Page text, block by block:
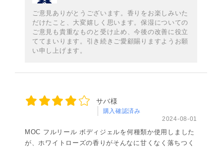
ご意見ありがとうございます。香りをお楽しみいた
だけたこと、大変嬉しく思います。保湿についての
ご意見も貴重なものと受け止め、今後の改善に役立
ててまいります。引き続きご愛顧賜りますようお願
い申し上げます。
サバ様
購入確認済み
2024-08-01
MOC フルリール ボディジェルを何種類か使用しました
が、ホワイトローズの香りがそんなに甘くなく落ちつく